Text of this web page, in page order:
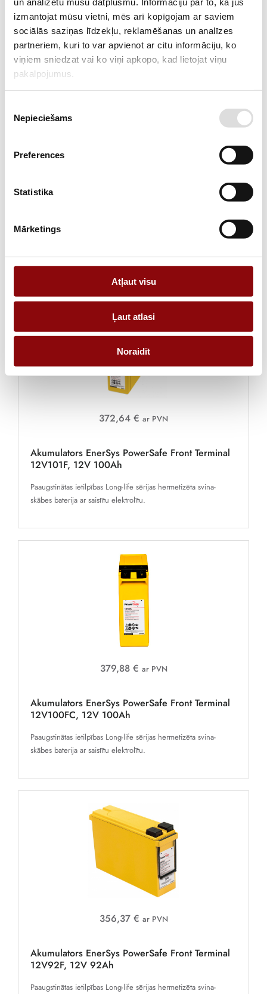
izmantojat mūsu vietni, mēs arī kopīgojam ar saviem
sociālās saziņas līdzekļu, reklamēšanas un analīzes
partneriem, kuri to var apvienot ar citu informāciju, ko
viņiem sniedzat vai ko viņi apkopo, kad lietojat viņu
pakalpojumus.
izvēle
Nepieciešams
Preferences
Statistika
Mārketings
Atļaut visu
Ļaut atlasi
Noraidīt
Akumulators EnerSys PowerSafe Front Terminal
Paaugstinātas ietilpības Long-life sērijas hermetizēta svina-
372,64 € ar PVN
Akumulators EnerSys PowerSafe Front Terminal
12V101F, 12V 100Ah
Paaugstinātas ietilpības Long-life sērijas hermetizēta svina-
skābes baterija ar saistītu elektrolītu.
379,88 € ar PVN
Akumulators EnerSys PowerSafe Front Terminal
12V100FC, 12V 100Ah
Paaugstinātas ietilpības Long-life sērijas hermetizēta svina-
skābes baterija ar saistītu elektrolītu.
356,37 € ar PVN
Akumulators EnerSys PowerSafe Front Terminal
12V92F, 12V 92Ah
Paaugstinātas ietilpības Long-life sērijas hermetizēta svina-